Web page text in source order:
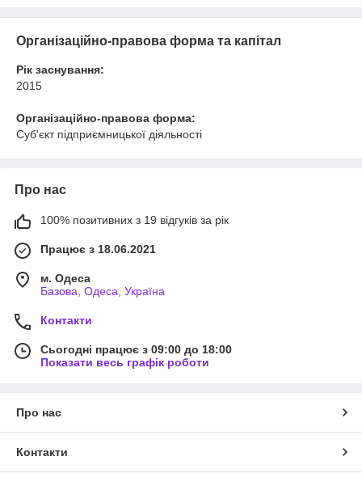
Організаційно-правова форма та капітал
Рік заснування:
2015
Організаційно-правова форма:
Суб'єкт підприємницької діяльності
Про нас
100% позитивних з 19 відгуків за рік
Працює з 18.06.2021
м. Одеса
Базова, Одеса, Україна
Контакти
Сьогодні працює з 09:00 до 18:00
Показати весь графік роботи
Про нас
Контакти